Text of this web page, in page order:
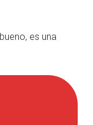
es una